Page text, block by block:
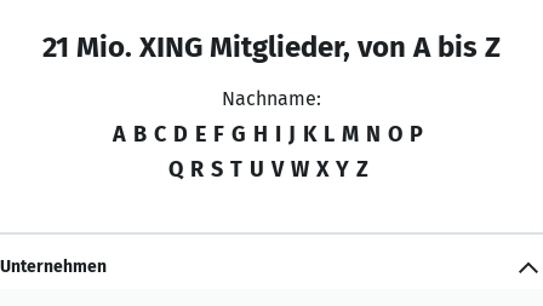
21 Mio. XING Mitglieder, von A bis Z
Nachname:
A B C D E F G H I J K L M N O P
Q R S T U V W X Y Z
Unternehmen